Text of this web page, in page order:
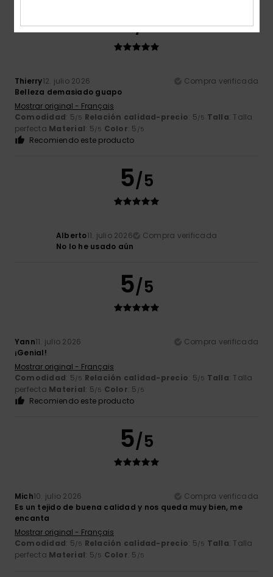
5/5
Thierry12. julio 2026
Compra verificada
Belleza demasiado guapo
Mostrar original - Français
Comodidad: 5/5 Relación calidad-precio: 5/5 Talla: Talla
perfecta Material: 5/5 Color: 5 /5
Recomiendo este producto
5/5
Alberto11. julio 2026
Compra verificada
No lo he usado aún
5/5
Yann11. julio 2026
Compra verificada
¡Genial!
Mostrar original - Français
Comodidad: 5/5 Relación calidad-precio: 5/5 Talla: Talla
perfecta Material: 5/5 Color: 5 /5
Recomiendo este producto
5/5
Mich10. julio 2026
Compra verificada
Es un tejido de buena calidad y nos queda muy bien, me
encanta
Mostrar original - Français
Comodidad: 5/5 Relación calidad-precio: 5/5 Talla: Talla
perfecta Material: 5/5 Color: 5 /5